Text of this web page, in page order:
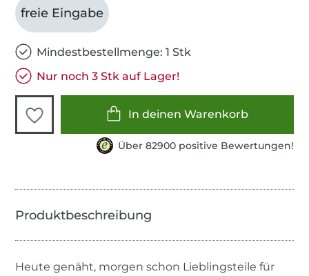
freie Eingabe
Mindestbestellmenge: 1 Stk
Nur noch 3 Stk auf Lager!
In deinen Warenkorb
Über 82900 positive Bewertungen!
Heute genäht, morgen schon Lieblingsteile für